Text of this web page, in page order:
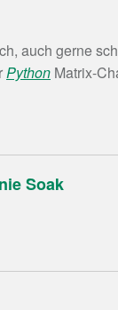
auch gerne
Python Matrix-
Soak